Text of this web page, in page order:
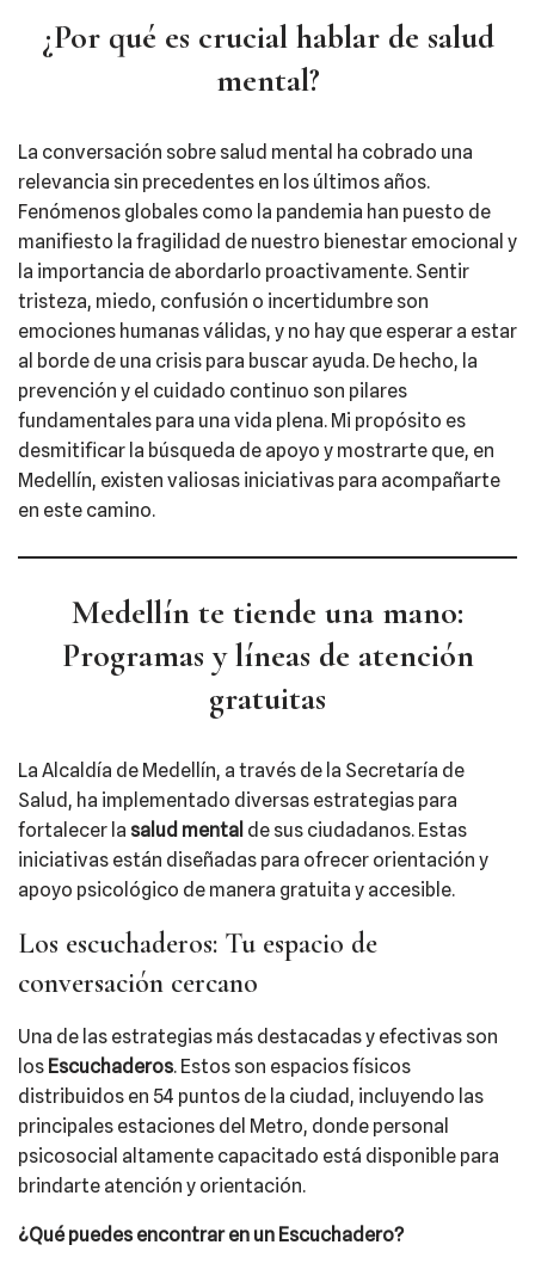
¿Por qué es crucial hablar de salud
mental?
La conversación sobre salud mental ha cobrado una
relevancia sin precedentes en los últimos años.
Fenómenos globales como la pandemia han puesto de
manifiesto la fragilidad de nuestro bienestar emocional y
la importancia de abordarlo proactivamente. Sentir
tristeza, miedo, confusión o incertidumbre son
emociones humanas válidas, y no hay que esperar a estar
al borde de una crisis para buscar ayuda. De hecho, la
prevención y el cuidado continuo son pilares
fundamentales para una vida plena. Mi propósito es
desmitificar la búsqueda de apoyo y mostrarte que, en
Medellín, existen valiosas iniciativas para acompañarte
en este camino.
Medellín te tiende una mano:
Programas y líneas de atención
gratuitas
La Alcaldía de Medellín, a través de la Secretaría de
Salud, ha implementado diversas estrategias para
fortalecer la salud mental de sus ciudadanos. Estas
iniciativas están diseñadas para ofrecer orientación y
apoyo psicológico de manera gratuita y accesible.
Los escuchaderos: Tu espacio de
conversación cercano
Una de las estrategias más destacadas y efectivas son
los Escuchaderos. Estos son espacios físicos
distribuidos en 54 puntos de la ciudad, incluyendo las
principales estaciones del Metro, donde personal
psicosocial altamente capacitado está disponible para
brindarte atención y orientación.
¿Qué puedes encontrar en un Escuchadero?